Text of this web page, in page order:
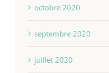
octobre 2020
septembre 2020
juillet 2020